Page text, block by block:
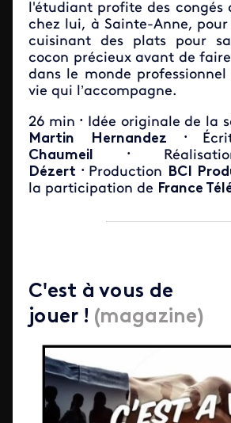
l'étudiant profite des congés
chez lui, à Sainte-Anne, pour
cuisinant des plats pour
cocon précieux avant de
dans le monde
vie qui l’accompagne.
26 min • Idée originale de la
Martin Hernandez
•
Chaumeil
•
Dézert
• Production BCI
la participation de France
C'est à vous de
jouer ! (magazine)